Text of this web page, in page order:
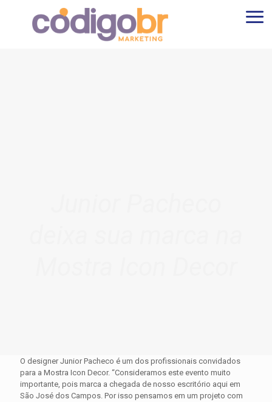
O designer Junior Pacheco é um dos profissionais convidados
para a Mostra Icon Decor. “Consideramos este evento muito
importante, pois marca a chegada de nosso escritório aqui em
São José dos Campos. Por isso pensamos em um projeto com